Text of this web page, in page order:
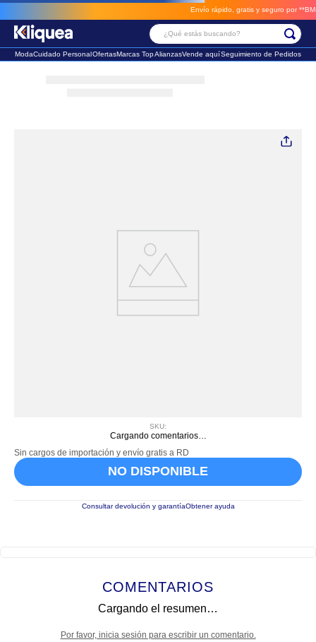
Envío rápido, gratis y seguro por **BM-
¿Qué estás buscando?
ModaCuidado PersonalOfertasMarcas TopAlianzasVende aquíSeguimiento de Pedidos
SKU:
Cargando comentarios…
Sin cargos de importación y envío gratis a RD
NO DISPONIBLE
Consultar devolución y garantíaObtener ayuda
COMENTARIOS
Cargando el resumen…
Por favor, inicia sesión para escribir un comentario.